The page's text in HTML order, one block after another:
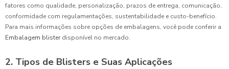
fatores como qualidade, personalização, prazos de entrega, comunicação,
conformidade com regulamentações, sustentabilidade e custo-benefício.
Para mais informações sobre opções de embalagens, você pode conferir a
Embalagem blister disponível no mercado.
2. Tipos de Blisters e Suas Aplicações